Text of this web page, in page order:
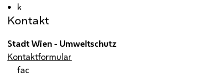
k
Kontakt
Stadt Wien - Umweltschutz
Kontaktformular
fac